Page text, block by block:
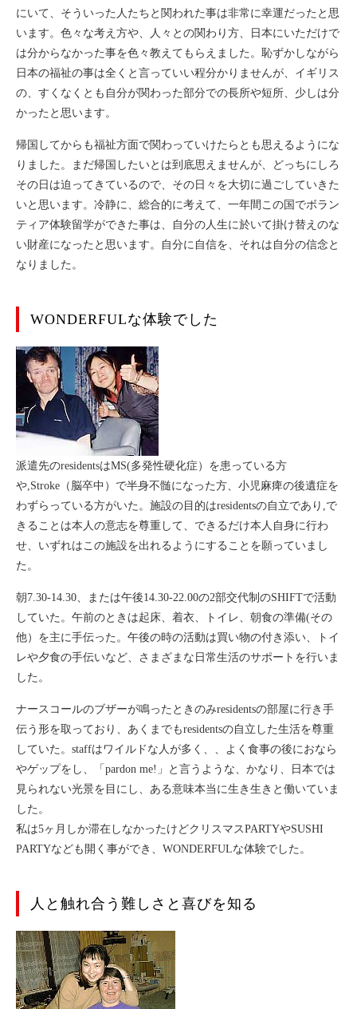
にいて、そういった人たちと関われた事は非常に幸運だったと思
います。色々な考え方や、人々との関わり方、日本にいただけで
は分からなかった事を色々教えてもらえました。恥ずかしながら
日本の福祉の事は全くと言っていい程分かりませんが、イギリス
の、すくなくとも自分が関わった部分での長所や短所、少しは分
かったと思います。
帰国してからも福祉方面で関わっていけたらとも思えるようにな
りました。まだ帰国したいとは到底思えませんが、どっちにしろ
その日は迫ってきているので、その日々を大切に過ごしていきた
いと思います。冷静に、総合的に考えて、一年間この国でボラン
ティア体験留学ができた事は、自分の人生に於いて掛け替えのな
い財産になったと思います。自分に自信を、それは自分の信念と
なりました。
WONDERFULな体験でした
派遣先のresidentsはMS(多発性硬化症）を患っている方
や,Stroke（脳卒中）で半身不髄になった方、小児麻痺の後遺症を
わずらっている方がいた。施設の目的はresidentsの自立であり,で
きることは本人の意志を尊重して、できるだけ本人自身に行わ
せ、いずれはこの施設を出れるようにすることを願っていまし
た。
朝7.30-14.30、または午後14.30-22.00の2部交代制のSHIFTで活動
していた。午前のときは起床、着衣、トイレ、朝食の準備(その
他）を主に手伝った。午後の時の活動は買い物の付き添い、トイ
レや夕食の手伝いなど、さまざまな日常生活のサポートを行いま
した。
ナースコールのブザーが鳴ったときのみresidentsの部屋に行き手
伝う形を取っており、あくまでもresidentsの自立した生活を尊重
していた。staffはワイルドな人が多く、、よく食事の後におなら
やゲップをし、「pardon me!」と言うような、かなり、日本では
見られない光景を目にし、ある意味本当に生き生きと働いていま
した。
私は5ヶ月しか滞在しなかったけどクリスマスPARTYやSUSHI
PARTYなども開く事ができ、WONDERFULな体験でした。
人と触れ合う難しさと喜びを知る